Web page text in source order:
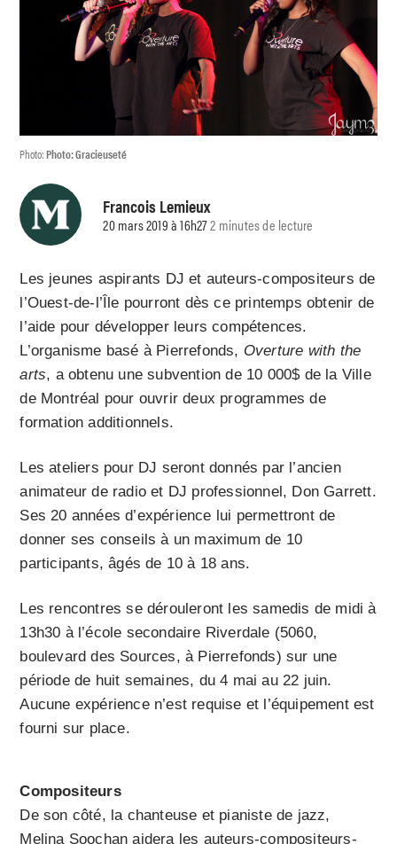
Photo:Photo: Gracieuseté
Francois Lemieux
20 mars 2019 à 16h272 minutes de lecture
Les jeunes aspirants DJ et auteurs-compositeurs de
l’Ouest-de-l’Île pourront dès ce printemps obtenir de
l’aide pour développer leurs compétences.
L’organisme basé à Pierrefonds, Overture with the
arts, a obtenu une subvention de 10 000$ de la Ville
de Montréal pour ouvrir deux programmes de
formation additionnels.
Les ateliers pour DJ seront donnés par l’ancien
animateur de radio et DJ professionnel, Don Garrett.
Ses 20 années d’expérience lui permettront de
donner ses conseils à un maximum de 10
participants, âgés de 10 à 18 ans.
Les rencontres se dérouleront les samedis de midi à
13h30 à l’école secondaire Riverdale (5060,
boulevard des Sources, à Pierrefonds) sur une
période de huit semaines, du 4 mai au 22 juin.
Aucune expérience n’est requise et l’équipement est
fourni sur place.
Compositeurs
De son côté, la chanteuse et pianiste de jazz,
Melina Soochan aidera les auteurs-compositeurs-